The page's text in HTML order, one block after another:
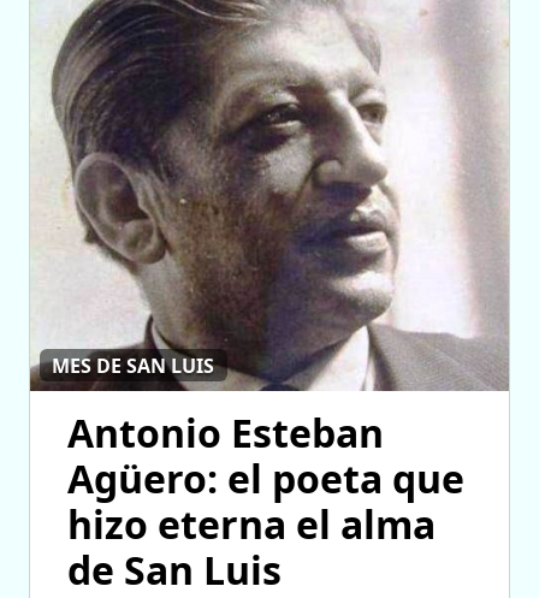
MES DE SAN LUIS
Antonio Esteban
Agüero: el poeta que
hizo eterna el alma
de San Luis